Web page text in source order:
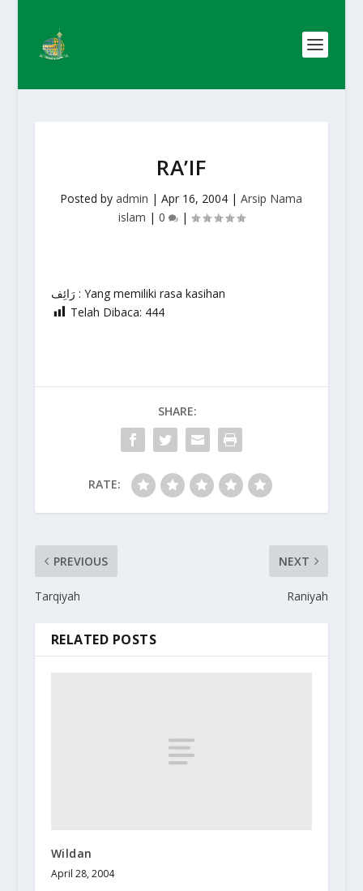
RA’IF
Posted byadmin |Apr 16, 2004 |Arsip Nama
islam | 0 |
رَائِف : Yang memiliki rasa kasihan
Telah Dibaca: 444
SHARE:
RATE:
PREVIOUS
Tarqiyah
NEXT
Raniyah
RELATED POSTS
Wildan
April 28, 2004